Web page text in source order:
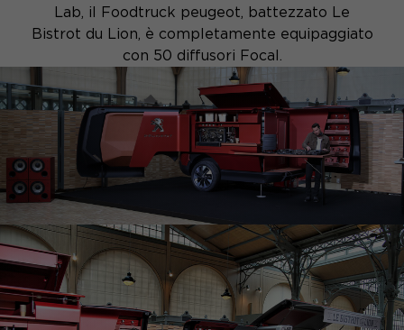
Lab, il Foodtruck peugeot, battezzato Le
Bistrot du Lion, è completamente equipaggiato
con 50 diffusori Focal.